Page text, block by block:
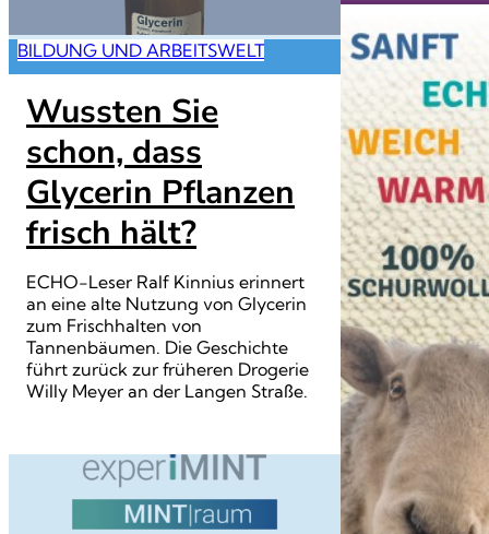
BILDUNG UND ARBEITSWELT
Wussten Sie
schon, dass
Glycerin Pflanzen
frisch hält?
ECHO-Leser Ralf Kinnius erinnert
an eine alte Nutzung von Glycerin
zum Frischhalten von
Tannenbäumen. Die Geschichte
führt zurück zur früheren Drogerie
Willy Meyer an der Langen Straße.